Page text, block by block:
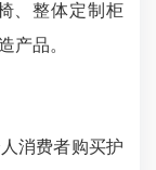
、整体定制柜
产品。
消费者购买护